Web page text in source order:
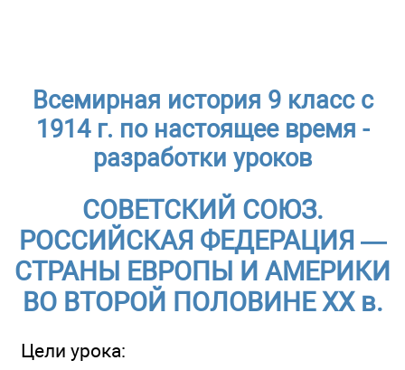
Всемирная история 9 класс с
1914 г. по настоящее время -
разработки уроков
СОВЕТСКИЙ СОЮЗ.
РОССИЙСКАЯ ФЕДЕРАЦИЯ —
СТРАНЫ ЕВРОПЫ И АМЕРИКИ
ВО ВТОРОЙ ПОЛОВИНЕ ХХ в.
Цели урока: